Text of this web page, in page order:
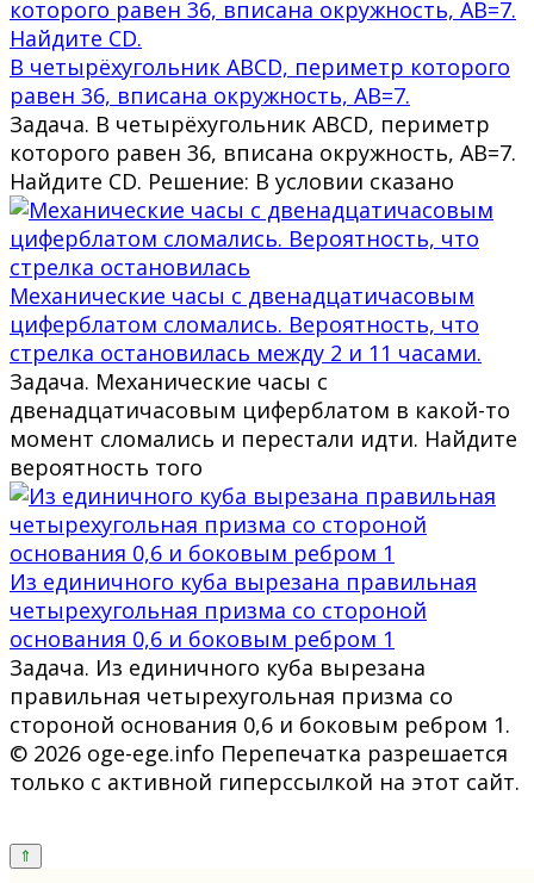
В четырёхугольник ABCD, периметр которого
равен 36, вписана окружность, AB=7.
Задача. В четырёхугольник ABCD, периметр
которого равен 36, вписана окружность, AB=7.
Найдите CD. Решение: В условии сказано
Механические часы с двенадцатичасовым
циферблатом сломались. Вероятность, что
стрелка остановилась между 2 и 11 часами.
Задача. Механические часы с
двенадцатичасовым циферблатом в какой-то
момент сломались и перестали идти. Найдите
вероятность того
Из единичного куба вырезана правильная
четырехугольная призма со стороной
основания 0,6 и боковым ребром 1
Задача. Из единичного куба вырезана
правильная четырехугольная призма со
стороной основания 0,6 и боковым ребром 1.
© 2026 oge-ege.info Перепечатка разрешается
только с активной гиперссылкой на этот сайт.